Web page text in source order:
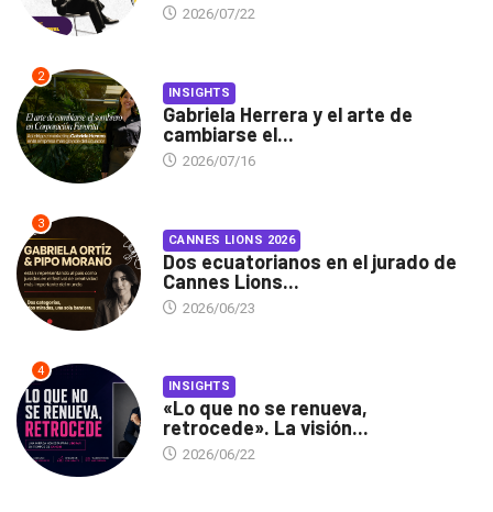
2026/07/22
2
INSIGHTS
Gabriela Herrera y el arte de
cambiarse el...
2026/07/16
3
CANNES LIONS 2026
Dos ecuatorianos en el jurado de
Cannes Lions...
2026/06/23
4
INSIGHTS
«Lo que no se renueva,
retrocede». La visión...
2026/06/22